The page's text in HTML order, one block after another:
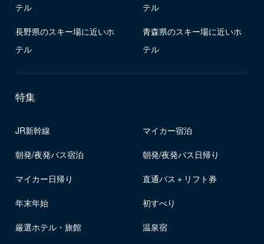
テル
テル
長野県のスキー場に近いホ
テル
青森県のスキー場に近いホ
テル
特集
JR新幹線 マイカー宿泊
朝発/夜発バス宿泊 朝発/夜発バス日帰り
マイカー日帰り 直通バス＋リフト券
年末年始 初すべり
厳選ホテル・旅館 温泉宿